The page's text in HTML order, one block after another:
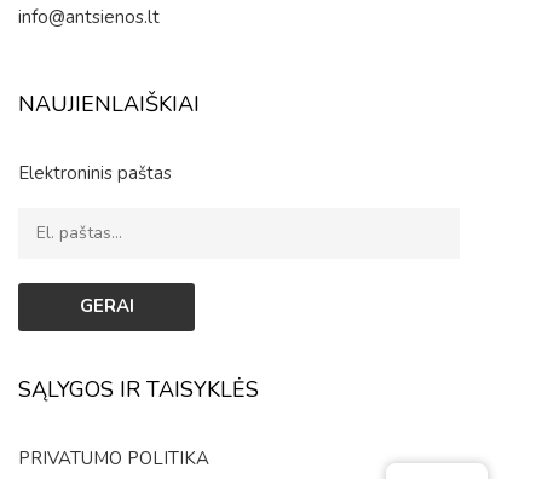
info@antsienos.lt
NAUJIENLAIŠKIAI
Elektroninis paštas
SĄLYGOS IR TAISYKLĖS
PRIVATUMO POLITIKA